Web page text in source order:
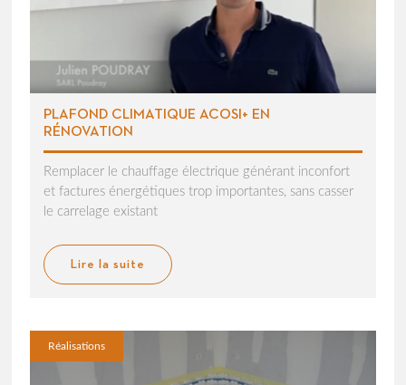
PLAFOND CLIMATIQUE ACOSI+ EN
RÉNOVATION
Remplacer le chauffage électrique générant inconfort
et factures énergétiques trop importantes, sans casser
le carrelage existant
Lire la suite
Réalisations